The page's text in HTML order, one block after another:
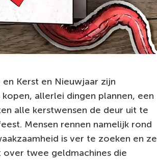
Kerst en Nieuwjaar zijn
allerlei dingen plannen, een
alle kerstwensen de deur uit te
Mensen rennen namelijk rond
is ver te zoeken en ze
twee geldmachines die